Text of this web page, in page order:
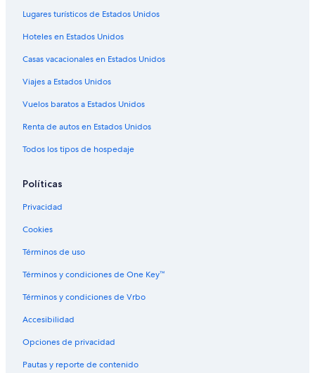
Lugares turísticos de Estados Unidos
Hoteles en Estados Unidos
Casas vacacionales en Estados Unidos
Viajes a Estados Unidos
Vuelos baratos a Estados Unidos
Renta de autos en Estados Unidos
Todos los tipos de hospedaje
Políticas
Privacidad
Cookies
Términos de uso
Términos y condiciones de One Key™
Términos y condiciones de Vrbo
Accesibilidad
Opciones de privacidad
Pautas y reporte de contenido